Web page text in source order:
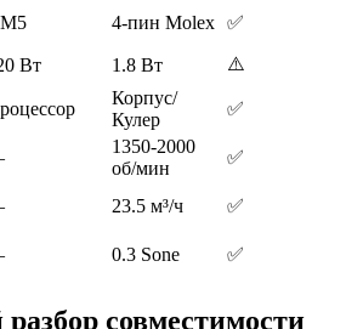
4-пин Molex ✅
Вт 1.8 Вт ⚠️
Корпус/
Кулер
✅
1350-2000
об/мин
✅
23.5 м³/ч
✅
0.3 Sone ✅
совместимости